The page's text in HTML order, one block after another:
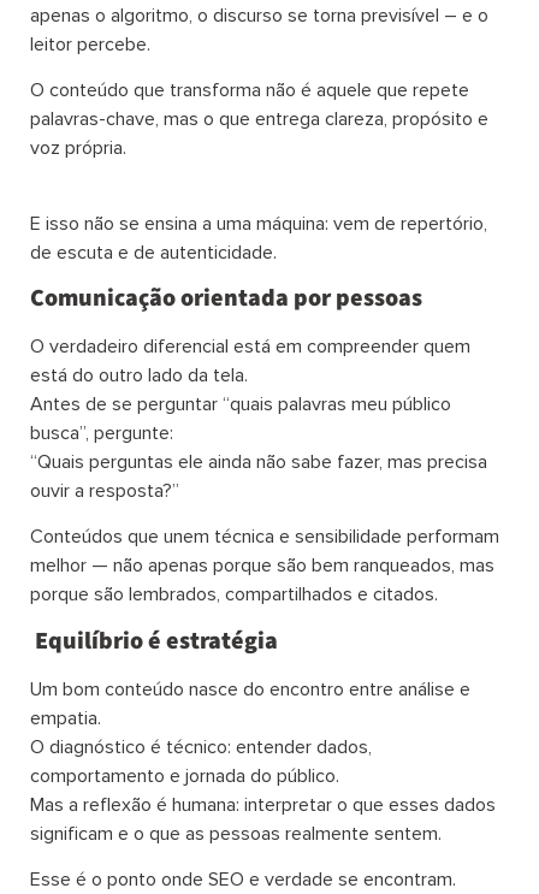
apenas o algoritmo, o discurso se torna previsível – e o
leitor percebe.
O conteúdo que transforma não é aquele que repete
palavras-chave, mas o que entrega clareza, propósito e
voz própria.
E isso não se ensina a uma máquina: vem de repertório,
de escuta e de autenticidade.
Comunicação orientada por pessoas
O verdadeiro diferencial está em compreender quem
está do outro lado da tela.
Antes de se perguntar “quais palavras meu público
busca”, pergunte:
“Quais perguntas ele ainda não sabe fazer, mas precisa
ouvir a resposta?”
Conteúdos que unem técnica e sensibilidade performam
melhor — não apenas porque são bem ranqueados, mas
porque são lembrados, compartilhados e citados.
Equilíbrio é estratégia
Um bom conteúdo nasce do encontro entre análise e
empatia.
O diagnóstico é técnico: entender dados,
comportamento e jornada do público.
Mas a reflexão é humana: interpretar o que esses dados
significam e o que as pessoas realmente sentem.
Esse é o ponto onde SEO e verdade se encontram.